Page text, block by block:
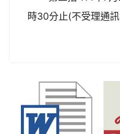
時30分止(不受理通訊